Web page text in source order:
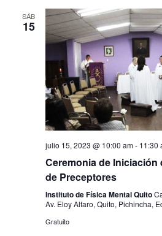
SÁB
15
julio 15, 2023 @ 10:00 am- 11:30
Ceremonia de Iniciación
de Preceptores
Instituto de Física Mental Quito
Av. Eloy Alfaro, Quito, Pichincha,
Gratuito